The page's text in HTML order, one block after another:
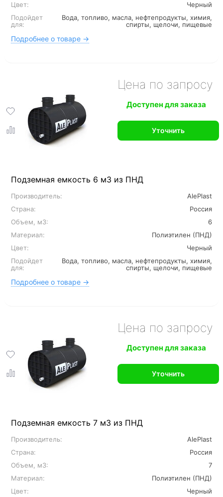
Цвет:
Черный
Подойдет
для:
Вода, топливо, масла, нефтепродукты, химия,
спирты, щелочи, пищевые
Подробнее о товаре →
Подземная емкость 6 м3 из ПНД
Производитель:
AlePlast
Страна:
Россия
Объем, м3:
6
Материал:
Полиэтилен (ПНД)
Цвет:
Черный
Подойдет
для:
Вода, топливо, масла, нефтепродукты, химия,
спирты, щелочи, пищевые
Подробнее о товаре →
Цена по запросу
Доступен для заказа
Уточнить
Подземная емкость 7 м3 из ПНД
Производитель:
AlePlast
Страна:
Россия
Объем, м3:
7
Материал:
Полиэтилен (ПНД)
Цвет:
Черный
Цена по запросу
Доступен для заказа
Уточнить